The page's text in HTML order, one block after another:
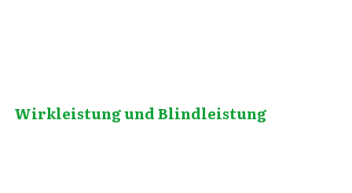
Wirkleistung und Blindleistung